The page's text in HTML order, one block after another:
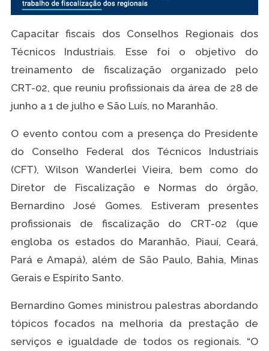
Capacitar fiscais dos Conselhos Regionais dos
Técnicos Industriais. Esse foi o objetivo do
treinamento de fiscalização organizado pelo
CRT-02, que reuniu profissionais da área de 28 de
junho a 1 de julho e São Luís, no Maranhão.
O evento contou com a presença do Presidente
do Conselho Federal dos Técnicos Industriais
(CFT), Wilson Wanderlei Vieira, bem como do
Diretor de Fiscalização e Normas do órgão,
Bernardino José Gomes. Estiveram presentes
profissionais de fiscalização do CRT-02 (que
engloba os estados do Maranhão, Piauí, Ceará,
Pará e Amapá), além de São Paulo, Bahia, Minas
Gerais e Espírito Santo.
Bernardino Gomes ministrou palestras abordando
tópicos focados na melhoria da prestação de
serviços e igualdade de todos os regionais. “O